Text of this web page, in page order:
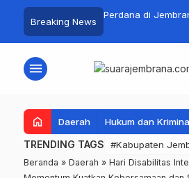
Breaking News
Ribuan Crosser
Kota Negara ke-
Perdana di
menu
home Daerah Hukum dan
TRENDING TAGS #Kabupaten
Beranda » Daerah » Hari Disabilitas